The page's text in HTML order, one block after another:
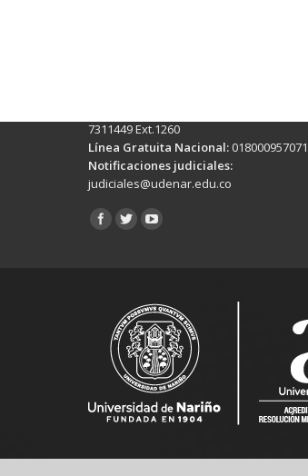
7311449 Ext.1260
Línea Gratuita Nacional: 018000957071
Notificaciones judiciales:
judiciales@udenar.edu.co
Encuéntranos en: